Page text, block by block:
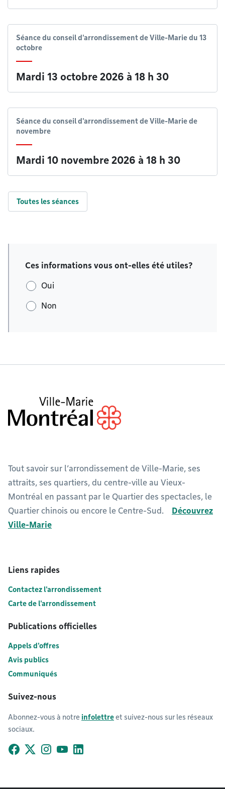
Séance du conseil d'arrondissement de Ville-Marie du 13
octobre
Mardi 13 octobre 2026 à 18 h 30
Séance du conseil d'arrondissement de Ville-Marie de
novembre
Mardi 10 novembre 2026 à 18 h 30
Toutes les séances
Ces informations vous ont-elles été utiles?
Oui
Non
Tout savoir sur l’arrondissement de Ville-Marie, ses
attraits, ses quartiers, du centre-ville au Vieux-
Montréal en passant par le Quartier des spectacles, le
Quartier chinois ou encore le Centre-Sud.
Découvrez
Ville-Marie
Liens rapides
Contactez l'arrondissement
Carte de l'arrondissement
Publications officielles
Appels d'offres
Avis publics
Communiqués
Suivez-nous
Abonnez-vous à notre infolettreet suivez-nous sur les réseaux
sociaux.